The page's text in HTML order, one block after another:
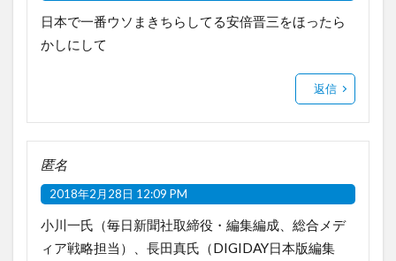
日本で一番ウソまきちらしてる安倍晋三をほったら
かしにして
返信
匿名
2018年2月28日 12:09 PM
小川一氏（毎日新聞社取締役・編集編成、総合メデ
ィア戦略担当）、長田真氏（DIGIDAY日本版編集